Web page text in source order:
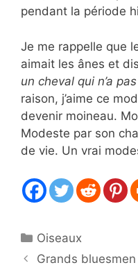
pendant la période
Je me rappelle que
aimait les ânes et
un cheval qui n’a
raison, j’aime ce
devenir moineau.
Modeste par son
de vie. Un vrai
Catégories
Oiseaux
Grands bluesmen